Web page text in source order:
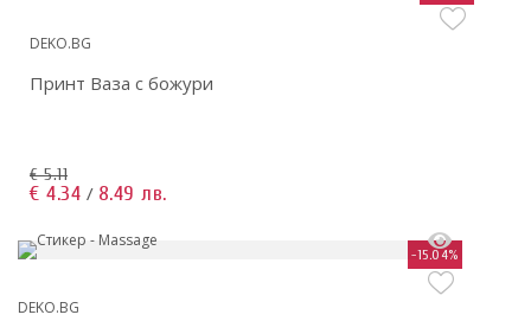
DEKO.BG
Принт Ваза с божури
€ 5.11
€ 4.34 / 8.49 лв.
-15.04%
DEKO.BG